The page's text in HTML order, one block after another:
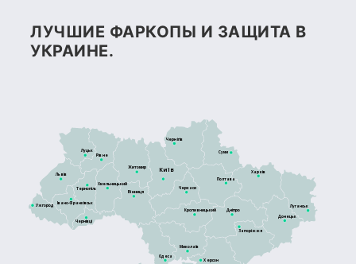
ЛУЧШИЕ ФАРКОПЫ И ЗАЩИТА В
УКРАИНЕ.
Луцьк
Київ
Житомир
Тернопіль
Рівне
Львів
Дніпро
Кропивницький
Харків
Полтава
Черкаси
Суми
Чернігів
Запоріжжя
Херсон
Донецьк
Луганськ
Ужгород
Чернівці
Вінниця
Хмельницький
Івано-Франківськ
Миколаїв
Одеса